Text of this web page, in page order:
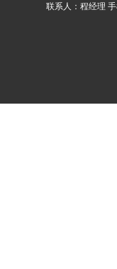
联系人：程经理 手